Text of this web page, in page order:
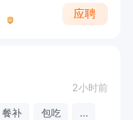
应聘
2小时前
餐补 包吃 ...